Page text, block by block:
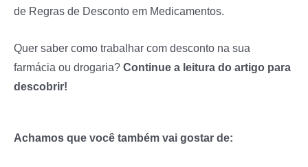
de Regras de Desconto em Medicamentos.
Quer saber como trabalhar com desconto na sua
farmácia ou drogaria? Continue a leitura do artigo para
descobrir!
Achamos que você também vai gostar de: